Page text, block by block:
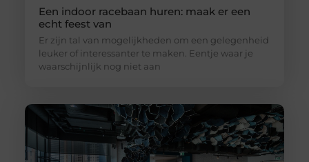
Een indoor racebaan huren: maak er een
echt feest van
Er zijn tal van mogelijkheden om een gelegenheid
leuker of interessanter te maken. Eentje waar je
waarschijnlijk nog niet aan